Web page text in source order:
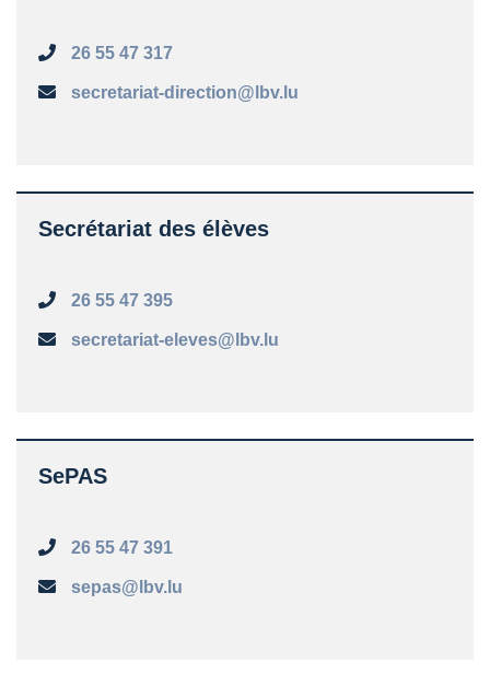
26 55 47 317
secretariat-direction@lbv.lu
Secrétariat des élèves
26 55 47 395
secretariat-eleves@lbv.lu
SePAS
26 55 47 391
sepas@lbv.lu